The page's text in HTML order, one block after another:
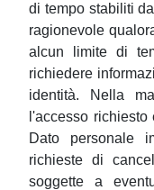
di tempo stabiliti
ragionevole
alcun limite di
richiedere
identità. Nella
l'accesso
Dato personale
richieste di
soggette a